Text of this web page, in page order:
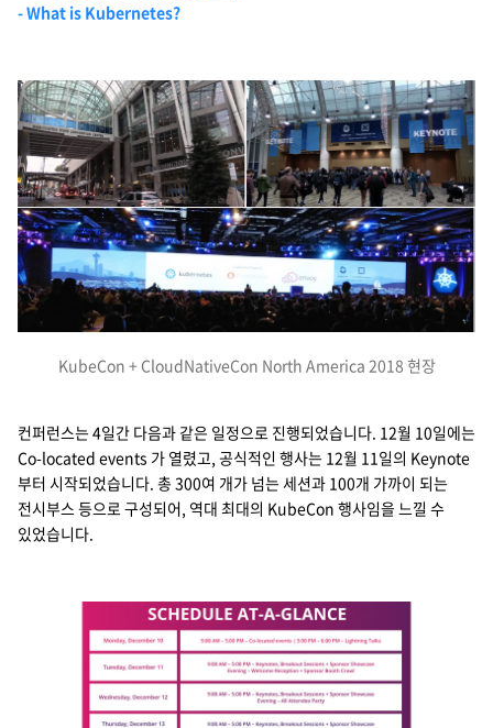
- What is Kubernetes?
KubeCon + CloudNativeCon North America 2018 현장
컨퍼런스는 4일간 다음과 같은 일정으로 진행되었습니다. 12월 10일에는
Co-located events 가 열렸고, 공식적인 행사는 12월 11일의 Keynote
부터 시작되었습니다. 총 300여 개가 넘는 세션과 100개 가까이 되는
전시부스 등으로 구성되어, 역대 최대의 KubeCon 행사임을 느낄 수
있었습니다.